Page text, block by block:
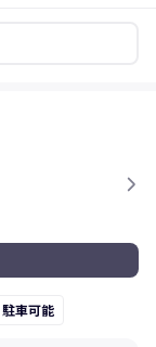
駐車可能